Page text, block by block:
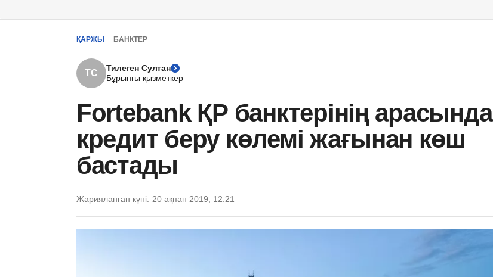
ҚАРЖЫ БАНКТЕР
ТС
Тилеген Султан
Бұрынғы қызметкер
Fortebank ҚР банктерінің арасында
кредит беру көлемі жағынан көш
бастады
Жарияланған күні: 20 ақпан 2019, 12:21